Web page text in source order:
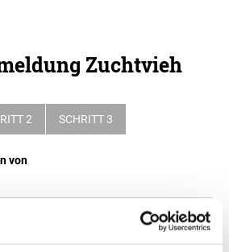
Zuchtvieh
2 SCHRITT 3
von